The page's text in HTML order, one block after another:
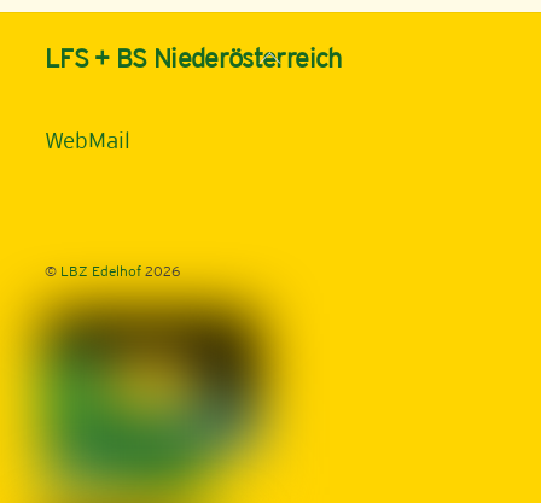
Back
To
LFS + BS Niederösterreich
WebMail
© LBZ Edelhof2026